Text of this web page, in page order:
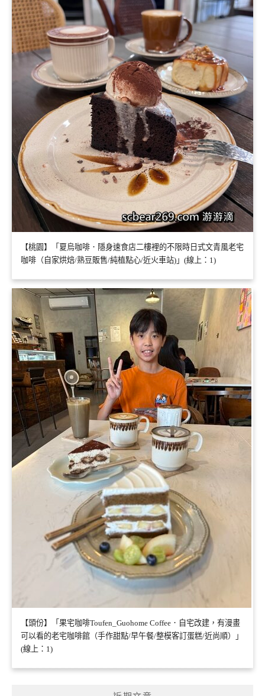
【桃園】「夏烏咖啡．隱身速食店二樓裡的不限時日式文青風老宅
咖啡（自家烘焙/熟豆販售/純植點心/近火車站)」(線上：1)
【頭份】「果宅咖啡Toufen_Guohome Coffee．自宅改建，有漫畫
可以看的老宅咖啡館（手作甜點/早午餐/整模客訂蛋糕/近尚順）」
(線上：1)